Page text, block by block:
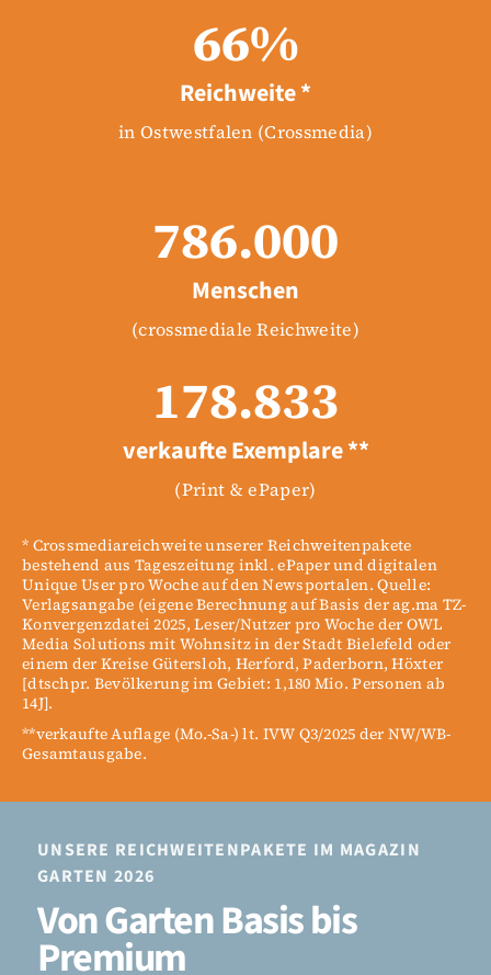
66%
Reichweite *
in Ostwestfalen (Crossmedia)
786.000
Menschen
(crossmediale Reichweite)
178.833
verkaufte Exemplare **
(Print & ePaper)
* Crossmediareichweite unserer Reichweitenpakete
bestehend aus Tageszeitung inkl. ePaper und digitalen
Unique User pro Woche auf den Newsportalen. Quelle:
Verlagsangabe (eigene Berechnung auf Basis der ag.ma TZ-
Konvergenzdatei 2025, Leser/Nutzer pro Woche der OWL
Media Solutions mit Wohnsitz in der Stadt Bielefeld oder
einem der Kreise Gütersloh, Herford, Paderborn, Höxter
[dtschpr. Bevölkerung im Gebiet: 1,180 Mio. Personen ab
14J].
**verkaufte Auflage (Mo.-Sa-) lt. IVW Q3/2025 der NW/WB-
Gesamtausgabe.
UNSERE REICHWEITENPAKETE IM MAGAZIN
GARTEN 2026
Von Garten Basis bis
Premium